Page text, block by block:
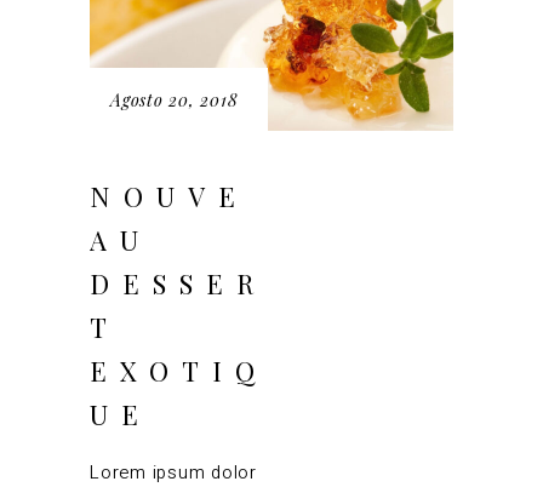
Agosto 20, 2018
NOUVE
AU
DESSER
T
EXOTIQ
UE
Lorem ipsum dolor